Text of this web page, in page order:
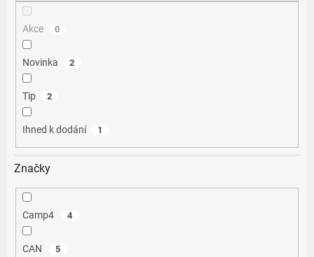
Akce 0
Novinka 2
Tip 2
Ihned k dodání 1
Značky
Camp4 4
CAN 5